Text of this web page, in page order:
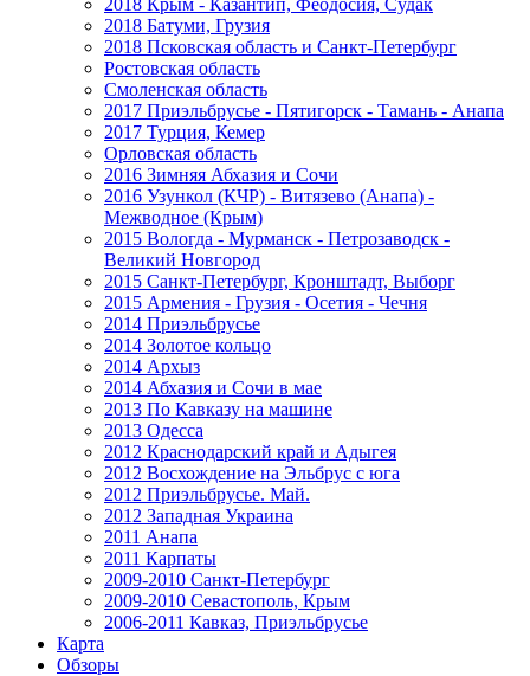
2018 Крым - Казантип, Феодосия, Судак
2018 Батуми, Грузия
2018 Псковская область и Санкт-Петербург
Ростовская область
Смоленская область
2017 Приэльбрусье - Пятигорск - Тамань - Анапа
2017 Турция, Кемер
Орловская область
2016 Зимняя Абхазия и Сочи
2016 Узункол (КЧР) - Витязево (Анапа) -
Межводное (Крым)
2015 Вологда - Мурманск - Петрозаводск -
Великий Новгород
2015 Санкт-Петербург, Кронштадт, Выборг
2015 Армения - Грузия - Осетия - Чечня
2014 Приэльбрусье
2014 Золотое кольцо
2014 Архыз
2014 Абхазия и Сочи в мае
2013 По Кавказу на машине
2013 Одесса
2012 Краснодарский край и Адыгея
2012 Восхождение на Эльбрус с юга
2012 Приэльбрусье. Май.
2012 Западная Украина
2011 Анапа
2011 Карпаты
2009-2010 Санкт-Петербург
2009-2010 Севастополь, Крым
2006-2011 Кавказ, Приэльбрусье
Карта
Обзоры